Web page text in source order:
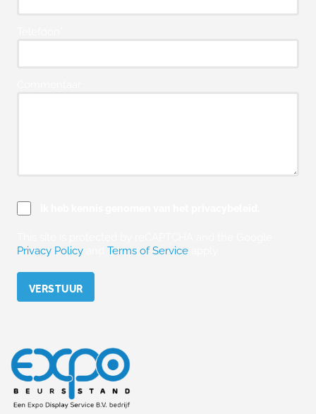
Privacy Policy
Terms of Service